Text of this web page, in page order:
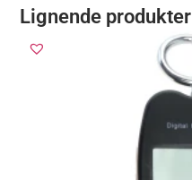
Lignende produkter